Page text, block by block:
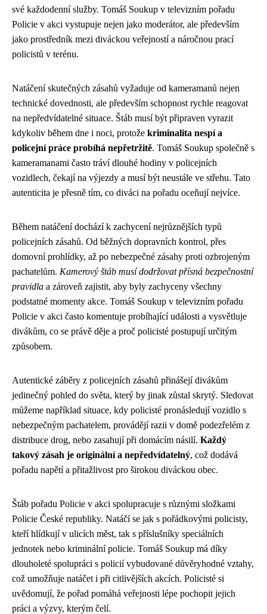
své každodenní služby. Tomáš Soukup v televizním pořadu
Policie v akci vystupuje nejen jako moderátor, ale především
jako prostředník mezi diváckou veřejností a náročnou prací
policistů v terénu.
Natáčení skutečných zásahů vyžaduje od kameramanů nejen
technické dovednosti, ale především schopnost rychle reagovat
na nepředvídatelné situace. Štáb musí být připraven vyrazit
kdykoliv během dne i noci, protože kriminalita nespí a
policejní práce probíhá nepřetržitě. Tomáš Soukup společně s
kameramanami často tráví dlouhé hodiny v policejních
vozidlech, čekají na výjezdy a musí být neustále ve střehu. Tato
autenticita je přesně tím, co diváci na pořadu oceňují nejvíce.
Během natáčení dochází k zachycení nejrůznějších typů
policejních zásahů. Od běžných dopravních kontrol, přes
domovní prohlídky, až po nebezpečné zásahy proti ozbrojeným
pachatelům. Kamerový štáb musí dodržovat přísná bezpečnostní
pravidla a zároveň zajistit, aby byly zachyceny všechny
podstatné momenty akce. Tomáš Soukup v televizním pořadu
Policie v akci často komentuje probíhající události a vysvětluje
divákům, co se právě děje a proč policisté postupují určitým
způsobem.
Autentické záběry z policejních zásahů přinášejí divákům
jedinečný pohled do světa, který by jinak zůstal skrytý. Sledovat
můžeme například situace, kdy policisté pronásledují vozidlo s
nebezpečným pachatelem, provádějí razii v domě podezřelém z
distribuce drog, nebo zasahují při domácím násilí. Každý
takový zásah je originální a nepředvídatelný, což dodává
pořadu napětí a přitažlivost pro širokou diváckou obec.
Štáb pořadu Policie v akci spolupracuje s různými složkami
Policie České republiky. Natáčí se jak s pořádkovými policisty,
kteří hlídkují v ulicích měst, tak s příslušníky speciálních
jednotek nebo kriminální policie. Tomáš Soukup má díky
dlouholeté spolupráci s policií vybudované důvěryhodné vztahy,
což umožňuje natáčet i při citlivějších akcích. Policisté si
uvědomují, že pořad pomáhá veřejnosti lépe pochopit jejich
práci a výzvy, kterým čelí.